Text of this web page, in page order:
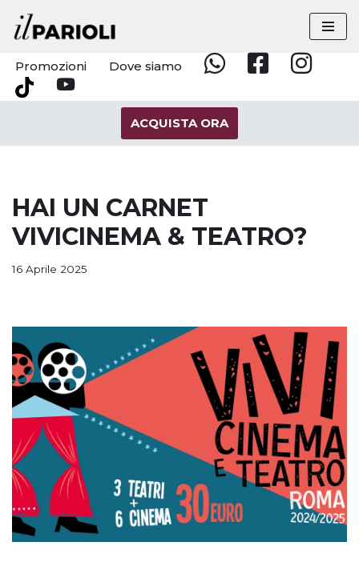
Vai
al
contenuto
Promozioni Dove siamo
WhatsappFacebookInstagram
Tik
YouTube
ACQUISTA ORA
HAI UN CARNET
VIVICINEMA & TEATRO?
16 Aprile 2025